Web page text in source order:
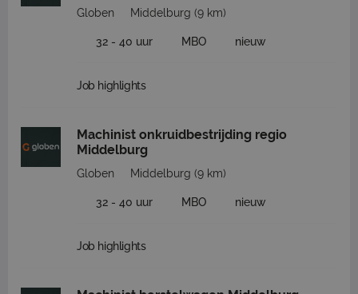
Globen Middelburg (9 km)
32 - 40 uur MBO nieuw
Job highlights
Machinist onkruidbestrijding regio
Middelburg
Globen Middelburg (9 km)
32 - 40 uur MBO nieuw
Job highlights